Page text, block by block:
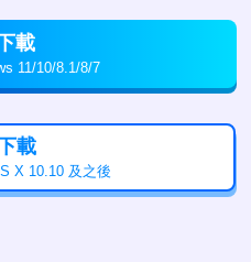
載
11/10/8.1/8/7
載
X 10.10 及之後